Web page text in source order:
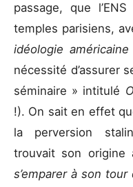
passage, que
temples parisiens,
idéologie
nécessité d’assurer
séminaire » intitulé
!). On sait en effet
la perversion
trouvait son
s’emparer à son